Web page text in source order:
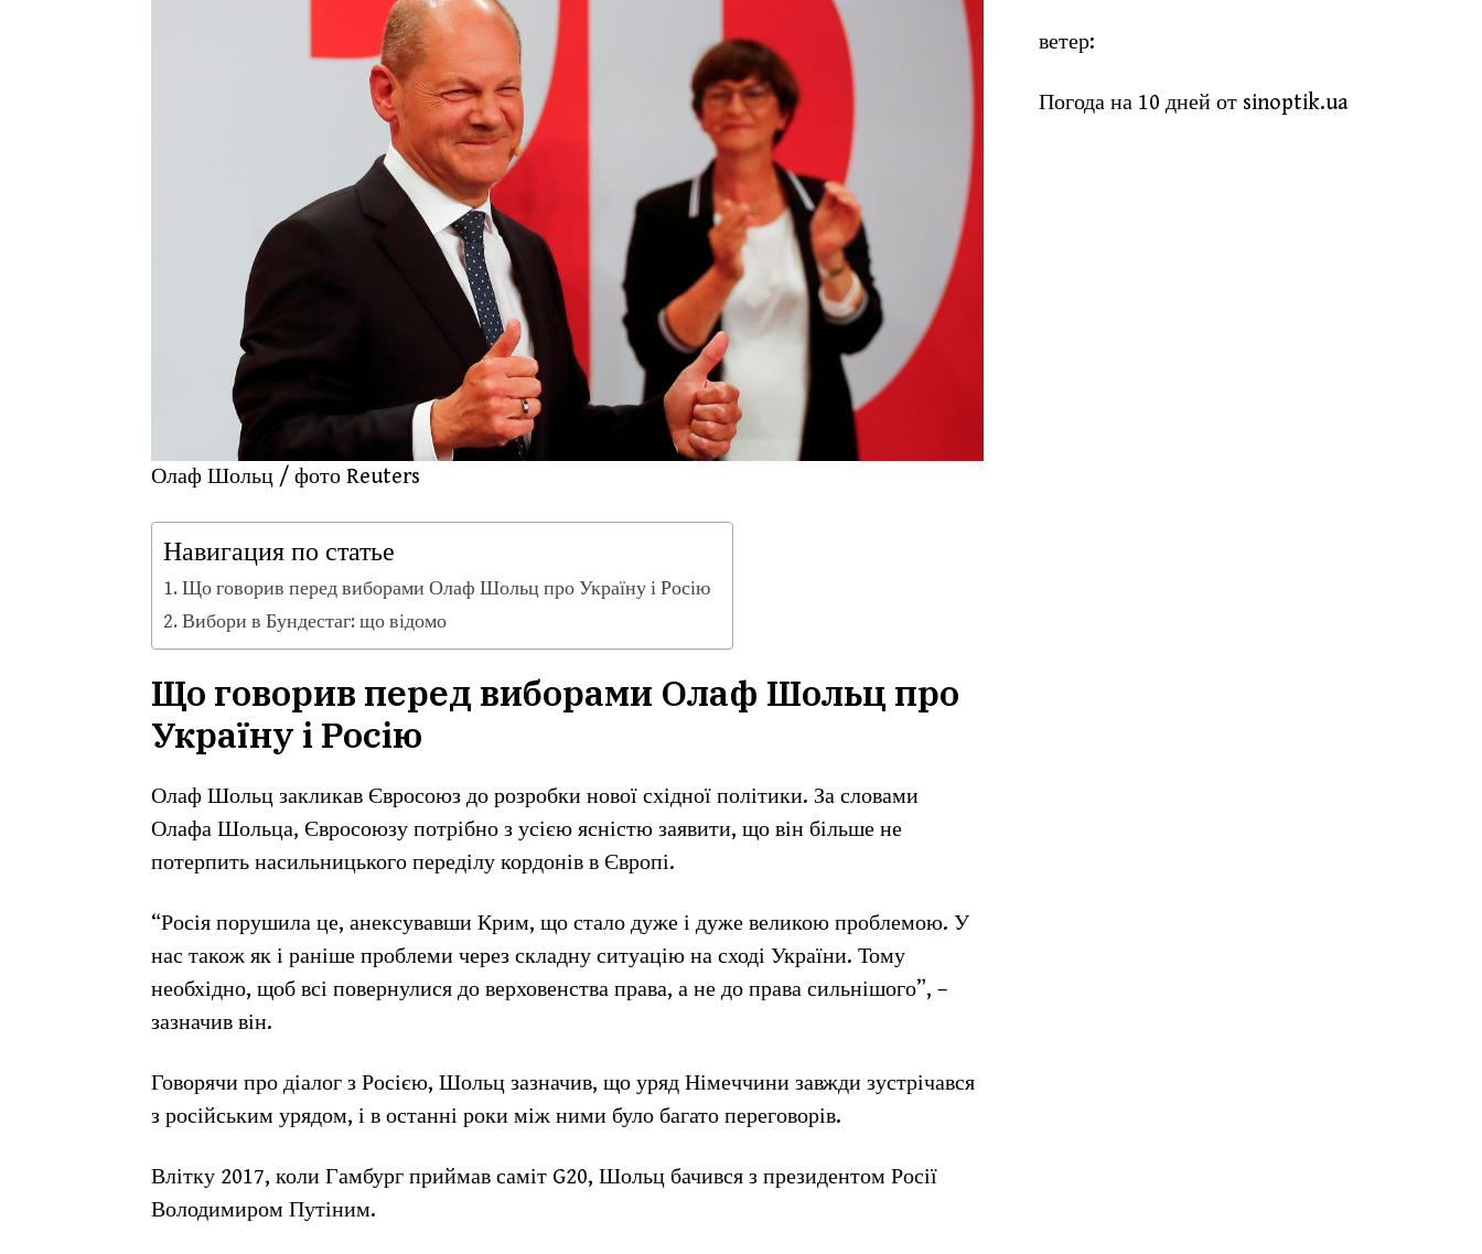
Олаф Шольц / фото Reuters
Навигация по статье
Що говорив перед виборами Олаф Шольц про Україну і Росію
Вибори в Бундестаг: що відомо
Що говорив перед виборами Олаф Шольц про
Україну і Росію
Олаф Шольц закликав Євросоюз до розробки нової східної політики. За словами
Олафа Шольца, Євросоюзу потрібно з усією ясністю заявити, що він більше не
потерпить насильницького переділу кордонів в Європі.
“Росія порушила це, анексувавши Крим, що стало дуже і дуже великою проблемою. У
нас також як і раніше проблеми через складну ситуацію на сході України. Тому
необхідно, щоб всі повернулися до верховенства права, а не до права сильнішого”, –
зазначив він.
Говорячи про діалог з Росією, Шольц зазначив, що уряд Німеччини завжди зустрічався
з російським урядом, і в останні роки між ними було багато переговорів.
Влітку 2017, коли Гамбург приймав саміт G20, Шольц бачився з президентом Росії
Володимиром Путіним.
ветер:
Погода на 10 дней от sinoptik.ua